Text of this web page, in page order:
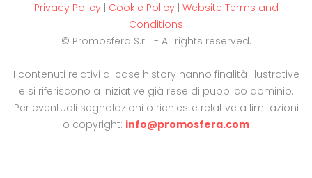
Privacy Policy| Cookie Policy| Website Terms and
Conditions
© Promosfera S.r.l. - All rights reserved.
I contenuti relativi ai case history hanno finalità illustrative
e si riferiscono a iniziative già rese di pubblico dominio.
Per eventuali segnalazioni o richieste relative a limitazioni
o copyright: info@promosfera.com